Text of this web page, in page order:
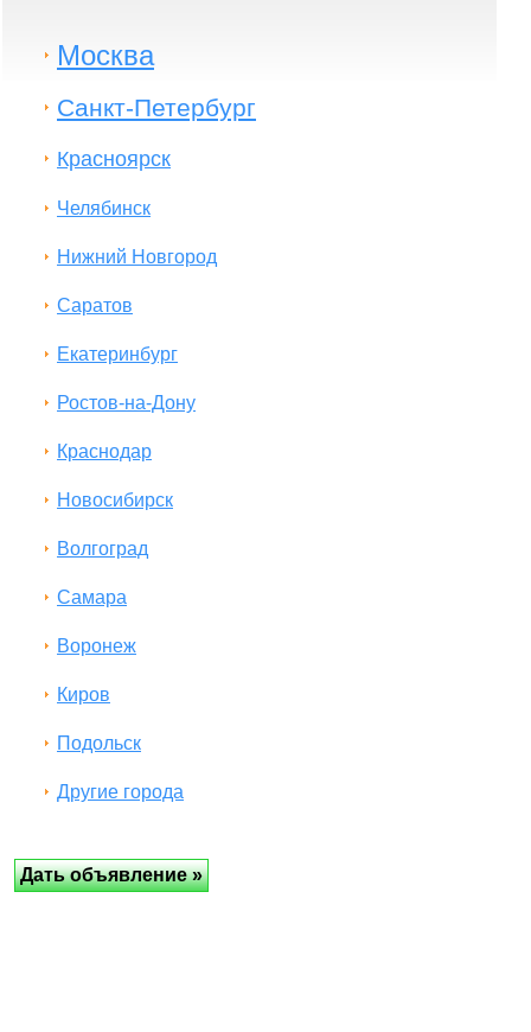
Москва
Санкт-Петербург
Красноярск
Челябинск
Нижний Новгород
Саратов
Екатеринбург
Ростов-на-Дону
Краснодар
Новосибирск
Волгоград
Самара
Воронеж
Киров
Подольск
Другие города